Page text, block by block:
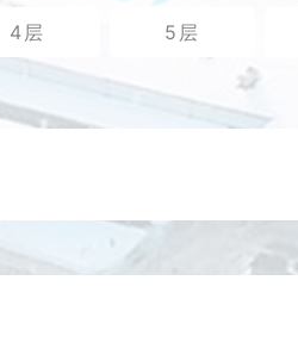
4层 5层